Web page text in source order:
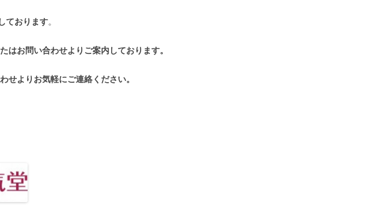
ております。
はお問い合わせよりご案内しております。
せよりお気軽にご連絡ください。